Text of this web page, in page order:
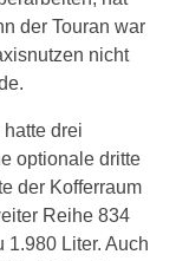
der Touran war
nicht
drei
optionale dritte
der Kofferraum
Reihe 834
1.980 Liter. Auch